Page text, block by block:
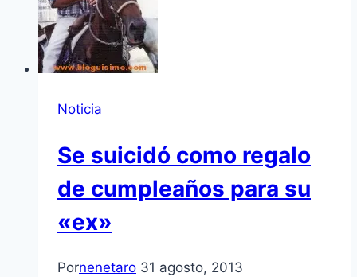
Noticia
Se suicidó como regalo
de cumpleaños para su
«ex»
Pornenetaro 31 agosto, 2013